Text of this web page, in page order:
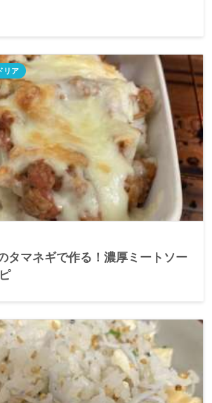
リア
タマネギで作る！濃厚ミートソー